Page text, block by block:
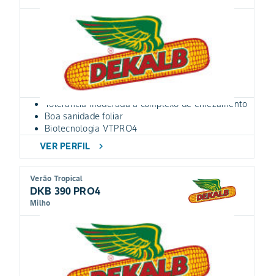
Tolerância moderada a complexo de enfezamento
Boa sanidade foliar
Biotecnologia VTPRO4
VER PERFIL
chevron_right
Verão Tropical
DKB 390 PRO4
Milho